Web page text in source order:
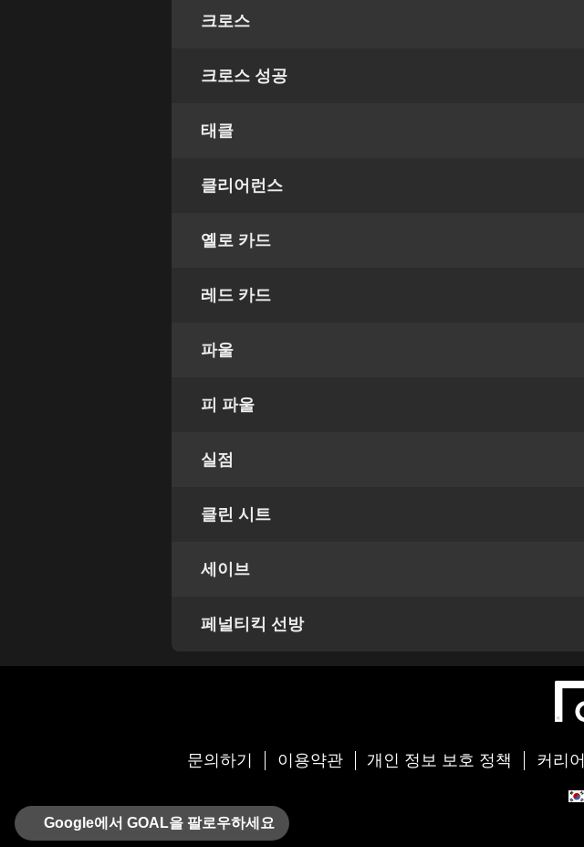
크로스
크로스 성공
태클
클리어런스
옐로 카드
레드 카드
파울
피 파울
실점
클린 시트
세이브
페널티킥 선방
문의하기 이용약관 개인 정보 보호 정책 커리어
Google에서 GOAL을 팔로우하세요